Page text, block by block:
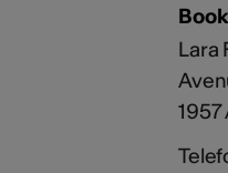
Lara
1957